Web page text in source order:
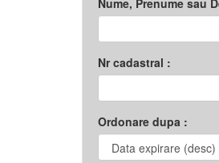
Nume, Prenume sau
Nr cadastral :
Ordonare dupa :